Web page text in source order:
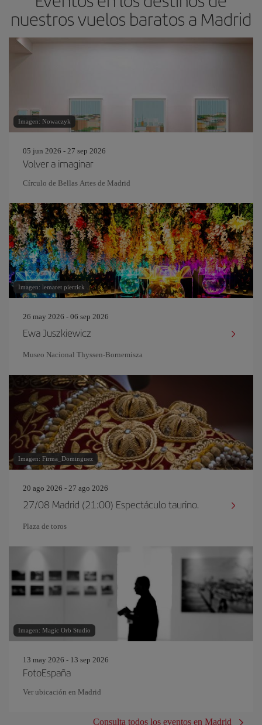
nuestros vuelos baratos a Madrid
Imagen: Nowaczyk
05 jun 2026 - 27 sep 2026
Volver a imaginar
Círculo de Bellas Artes de Madrid
Imagen: lemaret pierrick
26 may 2026 - 06 sep 2026
Ewa Juszkiewicz
Museo Nacional Thyssen-Bornemisza
Imagen: Firma_Dominguez
20 ago 2026 - 27 ago 2026
27/08 Madrid (21:00) Espectáculo taurino.
Plaza de toros
Imagen: Magic Orb Studio
13 may 2026 - 13 sep 2026
FotoEspaña
Ver ubicación en Madrid
Consulta todos los eventos en Madrid